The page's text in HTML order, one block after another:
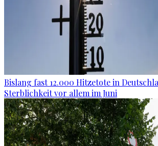
Bislang fast 12.000 Hitzetote in
Sterblichkeit vor allem im Juni